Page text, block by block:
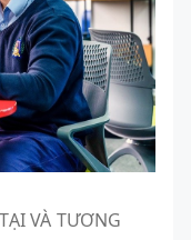
VÀ TƯƠNG